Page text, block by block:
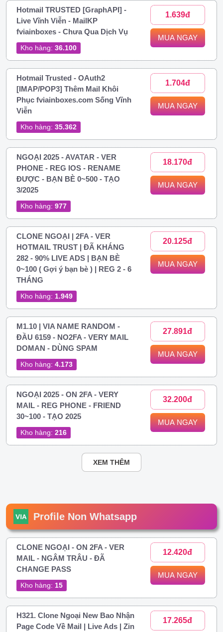
Hotmail TRUSTED [GraphAPI] -
Live Vĩnh Viễn - MailKP
fviainboxes - Chưa Qua Dịch Vụ
Kho hàng: 36.100
1.639đ
MUA NGAY
Hotmail Trusted - OAuth2
[IMAP/POP3] Thêm Mail Khôi
Phục fviainboxes.com Sống Vĩnh
Viễn
Kho hàng: 35.362
1.704đ
MUA NGAY
NGOẠI 2025 - AVATAR - VER
PHONE - REG IOS - RENAME
ĐƯỢC - BẠN BÈ 0~500 - TẠO
3/2025
Kho hàng: 977
18.170đ
MUA NGAY
CLONE NGOẠI | 2FA - VER
HOTMAIL TRUST | ĐÃ KHÁNG
282 - 90% LIVE ADS | BẠN BÈ
0~100 ( Gợi ý bạn bè ) | REG 2 - 6
THÁNG
Kho hàng: 1.949
20.125đ
MUA NGAY
M1.10 | VIA NAME RANDOM -
ĐẦU 6159 - NO2FA - VERY MAIL
DOMAN - DÙNG SPAM
Kho hàng: 4.173
27.891đ
MUA NGAY
NGOẠI 2025 - ON 2FA - VERY
MAIL - REG PHONE - FRIEND
30~100 - TẠO 2025
Kho hàng: 216
32.200đ
MUA NGAY
XEM THÊM
Profile Non Whatsapp
CLONE NGOẠI - ON 2FA - VER
MAIL - NGÂM TRÂU - ĐÃ
CHANGE PASS
Kho hàng: 15
12.420đ
MUA NGAY
H321. Clone Ngoại New Bao Nhận
Page Code Về Mail | Live Ads | Zin
17.265đ